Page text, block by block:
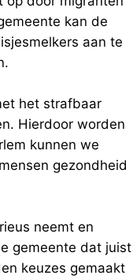
kan de
aan te
het strafbaar
Hierdoor worden
kunnen we
gezondheid
neemt en
gemeente dat juist
keuzes gemaakt